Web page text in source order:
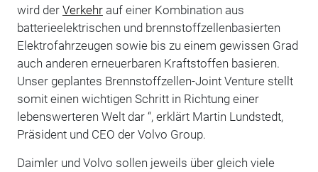
wird der Verkehrauf einer Kombination aus
batterieelektrischen und brennstoffzellenbasierten
Elektrofahrzeugen sowie bis zu einem gewissen Grad
auch anderen erneuerbaren Kraftstoffen basieren.
Unser geplantes Brennstoffzellen-Joint Venture stellt
somit einen wichtigen Schritt in Richtung einer
lebenswerteren Welt dar “, erklärt Martin Lundstedt,
Präsident und CEO der Volvo Group.
Daimler und Volvo sollen jeweils über gleich viele